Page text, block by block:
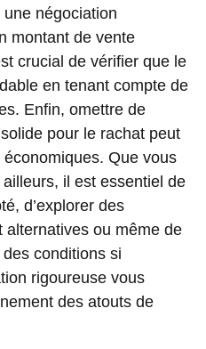
une négociation
montant de vente
crucial de vérifier que le
en tenant compte de
Enfin, omettre de
pour le rachat peut
Que vous
il est essentiel de
d’explorer des
alternatives ou même de
conditions si
rigoureuse vous
des atouts de